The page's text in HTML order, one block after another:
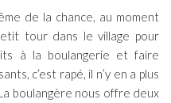
de la chance, au moment
tour dans le village pour
à la boulangerie et faire
c’est rapé, il n’y en a plus
boulangère nous offre deux